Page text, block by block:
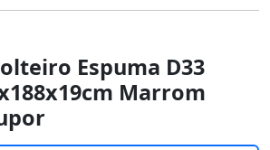
Espuma D33
Marrom